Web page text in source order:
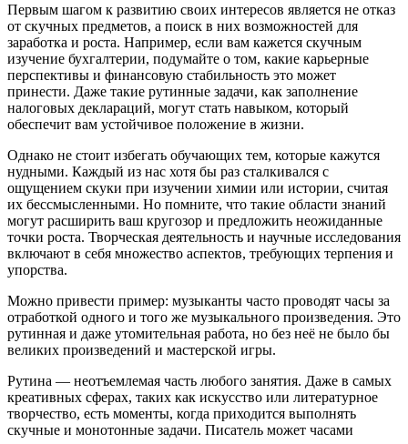
Первым шагом к развитию своих интересов является не отказ
от скучных предметов, а поиск в них возможностей для
заработка и роста. Например, если вам кажется скучным
изучение бухгалтерии, подумайте о том, какие карьерные
перспективы и финансовую стабильность это может
принести. Даже такие рутинные задачи, как заполнение
налоговых деклараций, могут стать навыком, который
обеспечит вам устойчивое положение в жизни.
Однако не стоит избегать обучающих тем, которые кажутся
нудными. Каждый из нас хотя бы раз сталкивался с
ощущением скуки при изучении химии или истории, считая
их бессмысленными. Но помните, что такие области знаний
могут расширить ваш кругозор и предложить неожиданные
точки роста. Творческая деятельность и научные исследования
включают в себя множество аспектов, требующих терпения и
упорства.
Можно привести пример: музыканты часто проводят часы за
отработкой одного и того же музыкального произведения. Это
рутинная и даже утомительная работа, но без неё не было бы
великих произведений и мастерской игры.
Рутина — неотъемлемая часть любого занятия. Даже в самых
креативных сферах, таких как искусство или литературное
творчество, есть моменты, когда приходится выполнять
скучные и монотонные задачи. Писатель может часами